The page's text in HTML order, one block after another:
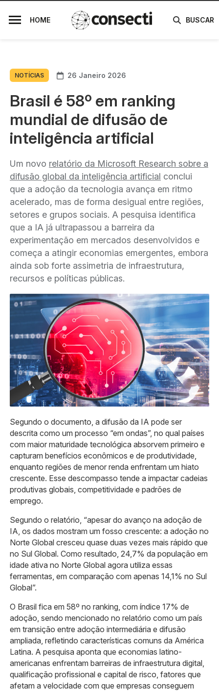
HOME BUSCAR
NOTÍCIAS 26 Janeiro 2026
Brasil é 58º em ranking
mundial de difusão de
inteligência artificial
Um novo relatório da Microsoft Research sobre a
difusão global da inteligência artificial conclui
que a adoção da tecnologia avança em ritmo
acelerado, mas de forma desigual entre regiões,
setores e grupos sociais. A pesquisa identifica
que a IA já ultrapassou a barreira da
experimentação em mercados desenvolvidos e
começa a atingir economias emergentes, embora
ainda sob forte assimetria de infraestrutura,
recursos e políticas públicas.
Segundo o documento, a difusão da IA pode ser
descrita como um processo “em ondas”, no qual países
com maior maturidade tecnológica absorvem primeiro e
capturam benefícios econômicos e de produtividade,
enquanto regiões de menor renda enfrentam um hiato
crescente. Esse descompasso tende a impactar cadeias
produtivas globais, competitividade e padrões de
emprego.
Segundo o relatório, “apesar do avanço na adoção de
IA, os dados mostram um fosso crescente: a adoção no
Norte Global cresceu quase duas vezes mais rápido que
no Sul Global. Como resultado, 24,7% da população em
idade ativa no Norte Global agora utiliza essas
ferramentas, em comparação com apenas 14,1% no Sul
Global”.
O Brasil fica em 58º no ranking, com índice 17% de
adoção, sendo mencionado no relatório como um país
em transição entre adoção intermediária e difusão
ampliada, refletindo características comuns da América
Latina. A pesquisa aponta que economias latino-
americanas enfrentam barreiras de infraestrutura digital,
qualificação profissional e capital de risco, fatores que
afetam a velocidade com que empresas conseguem